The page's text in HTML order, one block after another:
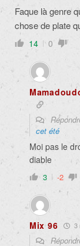
Faque là genre
chose de plate
14 0
cet été
Moi pas le
diable
3 -2
Mix 96 3